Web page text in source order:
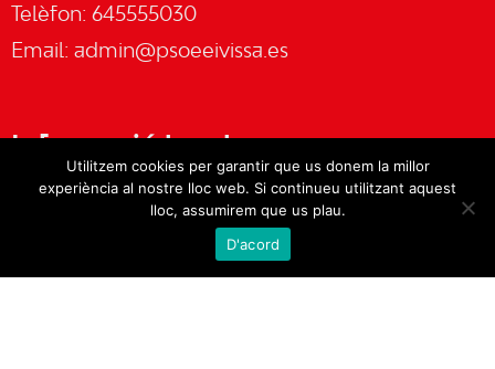
Telèfon: 645555030
Email: admin@psoeeivissa.es
Informació legal
Política de privacitat
Utilitzem cookies per garantir que us donem la millor
experiència al nostre lloc web. Si continueu utilitzant aquest
lloc, assumirem que us plau.
D'acord